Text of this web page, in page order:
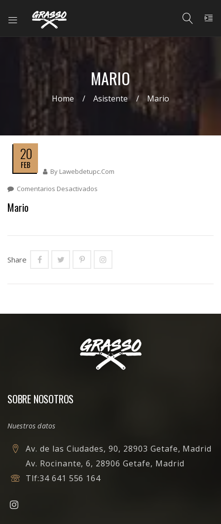
MARIO
Home Asistente Mario
20
FEB
By Lawebdetupc.com
Comentarios Desactivados
Mario
Share
SOBRE NOSOTROS
Nuestros datos
Av. de las Ciudades, 90, 28903 Getafe, Madrid
Av. Rocinante, 6, 28906 Getafe, Madrid
Tlf:34 641 556 164